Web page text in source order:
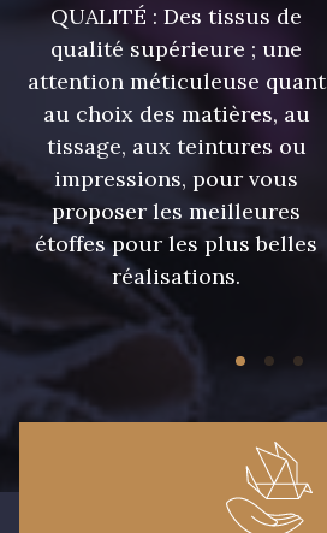
QUALITÉ : Des tissus de
qualité supérieure ; une
attention méticuleuse quant
au choix des matières, au
tissage, aux teintures ou
impressions, pour vous
proposer les meilleures
étoffes pour les plus belles
réalisations.